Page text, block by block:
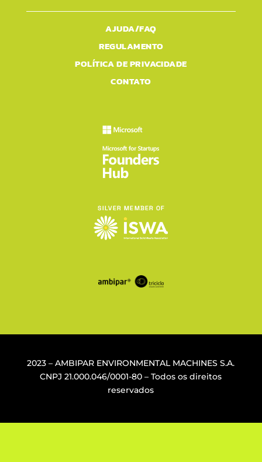
AJUDA/FAQ
REGULAMENTO
POLÍTICA DE PRIVACIDADE
CONTATO
2023 – AMBIPAR ENVIRONMENTAL MACHINES S.A.
CNPJ21.000.046/0001-80 – Todos os direitos
reservados